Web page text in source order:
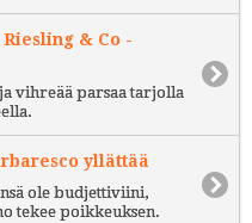
& Co -
vihreää parsaa tarjolla
yllättää
ole budjettiviini,
tekee poikkeuksen.